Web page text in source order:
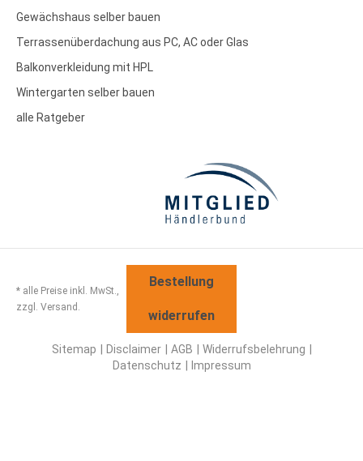
Gewächshaus selber bauen
Terrassenüberdachung aus PC, AC oder Glas
Balkonverkleidung mit HPL
Wintergarten selber bauen
alle Ratgeber
* alle Preise inkl. MwSt.,
zzgl. Versand.
Bestellung
widerrufen
Sitemap Disclaimer AGB
Widerrufsbelehrung
Datenschutz
Impressum